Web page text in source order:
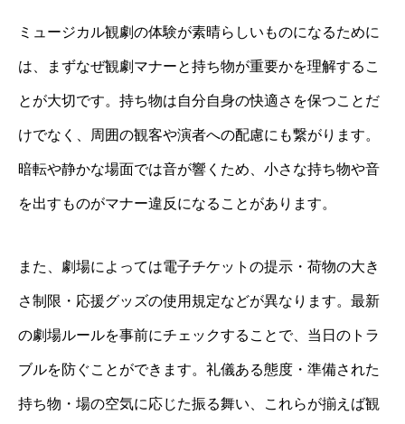
ミュージカル観劇の体験が素晴らしいものになるために
は、まずなぜ観劇マナーと持ち物が重要かを理解するこ
とが大切です。持ち物は自分自身の快適さを保つことだ
けでなく、周囲の観客や演者への配慮にも繋がります。
暗転や静かな場面では音が響くため、小さな持ち物や音
を出すものがマナー違反になることがあります。
また、劇場によっては電子チケットの提示・荷物の大き
さ制限・応援グッズの使用規定などが異なります。最新
の劇場ルールを事前にチェックすることで、当日のトラ
ブルを防ぐことができます。礼儀ある態度・準備された
持ち物・場の空気に応じた振る舞い、これらが揃えば観